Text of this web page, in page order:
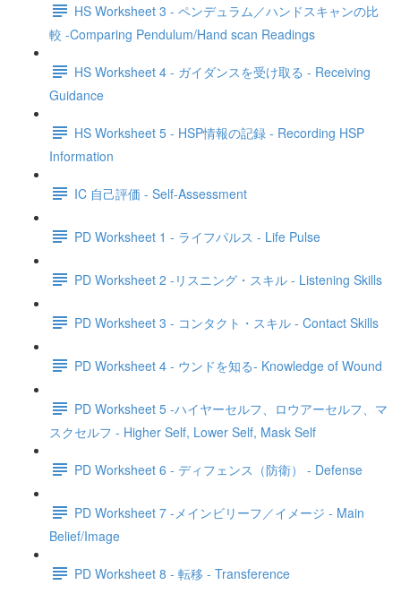
HS Worksheet 3 - ペンデュラム／ハンドスキャンの比
較 -Comparing Pendulum/Hand scan Readings
HS Worksheet 4 - ガイダンスを受け取る - Receiving
Guidance
HS Worksheet 5 - HSP情報の記録 - Recording HSP
Information
IC 自己評価 - Self-Assessment
PD Worksheet 1 - ライフパルス - Life Pulse
PD Worksheet 2 -リスニング・スキル - Listening Skills
PD Worksheet 3 - コンタクト・スキル - Contact Skills
PD Worksheet 4 - ウンドを知る- Knowledge of Wound
PD Worksheet 5 -ハイヤーセルフ、ロウアーセルフ、マ
スクセルフ - Higher Self, Lower Self, Mask Self
PD Worksheet 6 - ディフェンス（防衛） - Defense
PD Worksheet 7 -メインビリーフ／イメージ - Main
Belief/Image
PD Worksheet 8 - 転移 - Transference